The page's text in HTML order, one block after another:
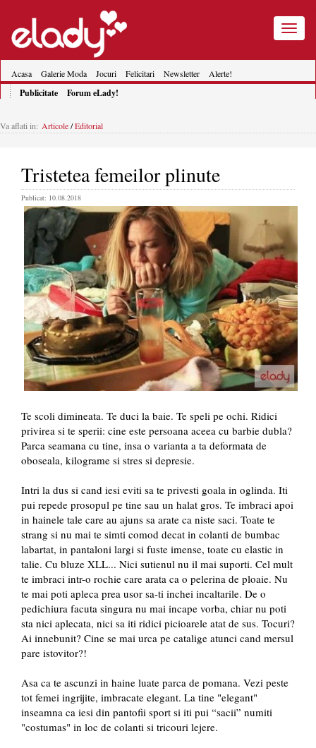
Toggle
Acasa Galerie Moda Jocuri Felicitari Newsletter Alerte!
Publicitate Forum eLady!
Va aflati in: Articole/Editorial
Tristetea femeilor plinute
Publicat: 10.08.2018
Te scoli dimineata. Te duci la baie. Te speli pe ochi. Ridici
privirea si te sperii: cine este persoana aceea cu barbie dubla?
Parca seamana cu tine, insa o varianta a ta deformata de
oboseala, kilograme si stres si depresie.
Intri la dus si cand iesi eviti sa te privesti goala in oglinda. Iti
pui repede prosopul pe tine sau un halat gros. Te imbraci apoi
in hainele tale care au ajuns sa arate ca niste saci. Toate te
strang si nu mai te simti comod decat in colanti de bumbac
labartat, in pantaloni largi si fuste imense, toate cu elastic in
talie. Cu bluze XLL... Nici sutienul nu il mai suporti. Cel mult
te imbraci intr-o rochie care arata ca o pelerina de ploaie. Nu
te mai poti apleca prea usor sa-ti inchei incaltarile. De o
pedichiura facuta singura nu mai incape vorba, chiar nu poti
sta nici aplecata, nici sa iti ridici picioarele atat de sus. Tocuri?
Ai innebunit? Cine se mai urca pe catalige atunci cand mersul
pare istovitor?!
Asa ca te ascunzi in haine luate parca de pomana. Vezi peste
tot femei ingrijite, imbracate elegant. La tine "elegant"
inseamna ca iesi din pantofii sport si iti pui “sacii” numiti
"costumas" in loc de colanti si tricouri lejere.